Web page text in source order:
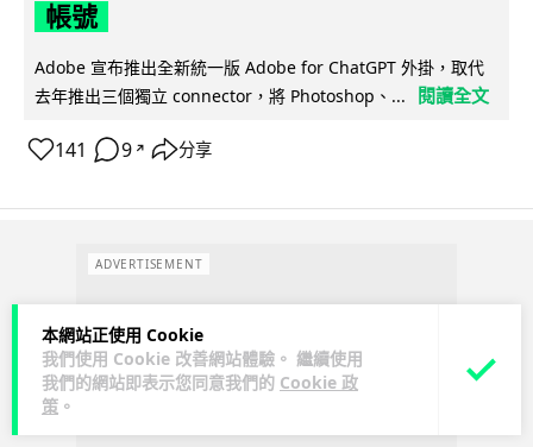
本網站正使用 Cookie
我們使用 Cookie 改善網站體驗。 繼續使用
我們的網站即表示您同意我們的 Cookie 政
策 。
帳號
Adobe 宣布推出全新統一版 Adobe for ChatGPT 外掛，取代
去年推出三個獨立 connector，將 Photoshop、...
閱讀全文
141 9 ↗ 分享
ADVERTISEMENT